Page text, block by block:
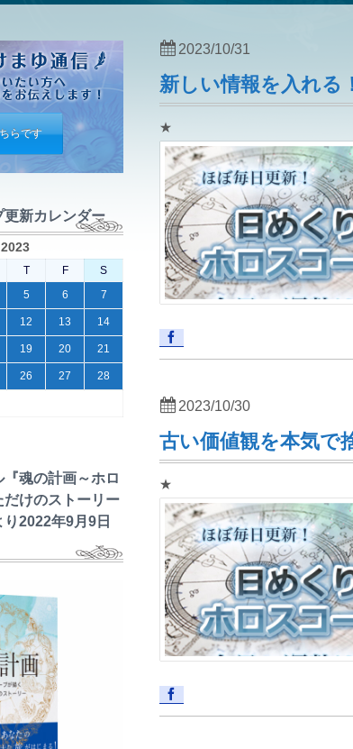
新しい情報を入れる！
★
2023/10/31
古い価値観を本気で
★
2023/10/30
らです
更新カレンダー
T F
S
5 6 7
12 13 14
19 20 21
26 27 28
魂の計画～ホロ
だけのストーリー
2022年9月9日